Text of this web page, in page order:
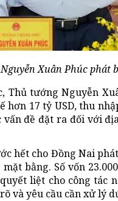
Xuân Phúc phát
Thủ tướng Nguyễn
17 tỷ USD, thu
vấn đề đặt ra đối với
hết cho Đồng Nai
bằng. Số vốn
liệt cho công tác
và yêu cầu cần xử lý